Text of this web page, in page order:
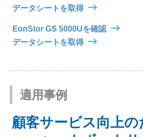
データシートを取得
EonStor GS 5000Uを確認
データシートを取得
適用事例
顧客サービス向上